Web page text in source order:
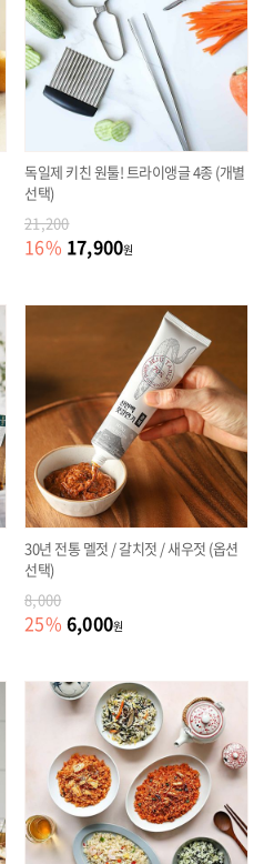
독일제 키친 원툴! 트라이앵글 4종 (개별
선택)
21,200
16% 17,900원
30년 전통 멜젓 / 갈치젓 / 새우젓 (옵션
선택)
8,000
25% 6,000원